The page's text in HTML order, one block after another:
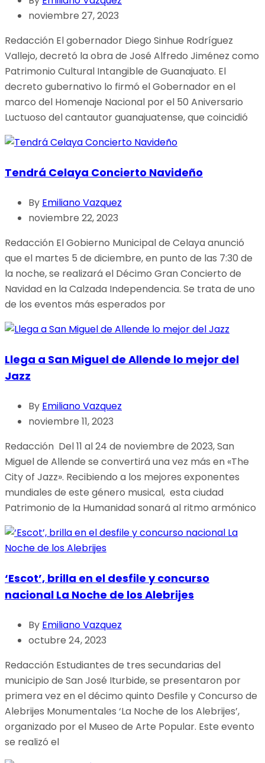
noviembre 27, 2023
Redacción El gobernador Diego Sinhue Rodríguez
Vallejo, decretó la obra de José Alfredo Jiménez como
Patrimonio Cultural Intangible de Guanajuato. El
decreto gubernativo lo firmó el Gobernador en el
marco del Homenaje Nacional por el 50 Aniversario
Luctuoso del cantautor guanajuatense, que coincidió
Tendrá Celaya Concierto Navideño
By Emiliano Vazquez
noviembre 22, 2023
Redacción El Gobierno Municipal de Celaya anunció
que el martes 5 de diciembre, en punto de las 7:30 de
la noche, se realizará el Décimo Gran Concierto de
Navidad en la Calzada Independencia. Se trata de uno
de los eventos más esperados por
Llega a San Miguel de Allende lo mejor del
Jazz
By Emiliano Vazquez
noviembre 11, 2023
Redacción Del 11 al 24 de noviembre de 2023, San
Miguel de Allende se convertirá una vez más en «The
City of Jazz». Recibiendo a los mejores exponentes
mundiales de este género musical, esta ciudad
Patrimonio de la Humanidad sonará al ritmo armónico
‘Escot’, brilla en el desfile y concurso
nacional La Noche de los Alebrijes
By Emiliano Vazquez
octubre 24, 2023
Redacción Estudiantes de tres secundarias del
municipio de San José Iturbide, se presentaron por
primera vez en el décimo quinto Desfile y Concurso de
Alebrijes Monumentales ‘La Noche de los Alebrijes’,
organizado por el Museo de Arte Popular. Este evento
se realizó el